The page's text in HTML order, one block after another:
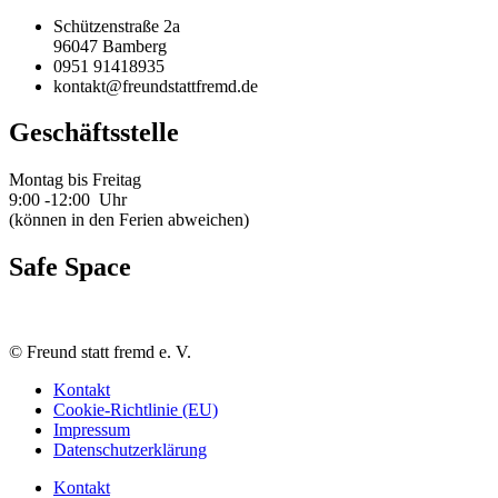
Schützenstraße 2a
96047 Bamberg
0951 91418935
kontakt@freundstattfremd.de
Geschäftsstelle
Montag bis Freitag
9:00 -12:00 Uhr
(können in den Ferien abweichen)
Safe Space
© Freund statt fremd e. V.
Kontakt
Cookie-Richtlinie (EU)
Impressum
Datenschutzerklärung
Kontakt